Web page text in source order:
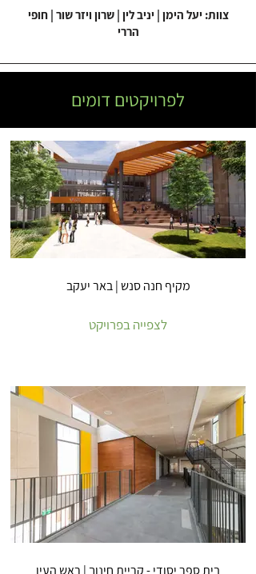
צוות: יעל הימן | יניב לין | שרון ויזר שור | חופי
הררי
לפרויקטים דומים
מקיף חנה סנש | באר יעקב
לצפייה בפרויקט
בית ספר יסודי - קריית חינוך | ראש העין